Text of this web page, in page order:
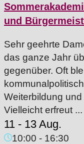
und
Sehr geehrte
das ganze Jahr
gegenüber. Oft
Weiterbildung
Vielleicht erfreut ...
11 - 13 Aug.
10:00 - 16:30